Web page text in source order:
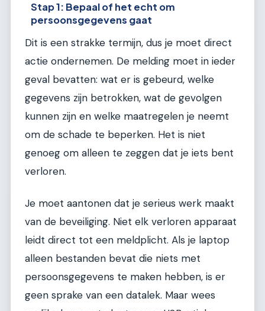
Stap 1: Bepaal of het echt om
persoonsgegevens gaat
Dit is een strakke termijn, dus je moet direct
actie ondernemen. De melding moet in ieder
geval bevatten: wat er is gebeurd, welke
gegevens zijn betrokken, wat de gevolgen
kunnen zijn en welke maatregelen je neemt
om de schade te beperken. Het is niet
genoeg om alleen te zeggen dat je iets bent
verloren.
Je moet aantonen dat je serieus werk maakt
van de beveiliging. Niet elk verloren apparaat
leidt direct tot een meldplicht. Als je laptop
alleen bestanden bevat die niets met
persoonsgegevens te maken hebben, is er
geen sprake van een datalek. Maar wees